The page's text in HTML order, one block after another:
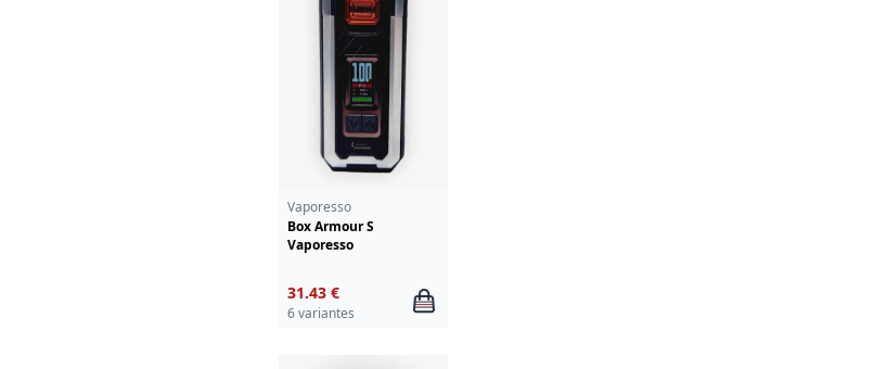
Vaporesso
Box Armour S
Vaporesso
31.43 €
6 variantes